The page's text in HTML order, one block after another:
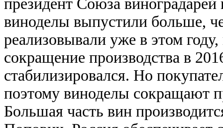
президент Союза
виноделы выпустили больше,
реализовывали уже в этом
сокращение производства в
стабилизировался. Но
поэтому виноделы сокращают
Большая часть вин